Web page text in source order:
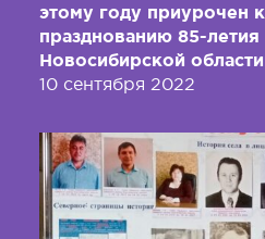
этому году приурочен к
празднованию 85-летия
Новосибирской области
10 сентября 2022